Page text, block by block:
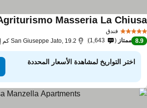
فندق
Agriturismo Masseria La
8.9 ممتاز 1,643 San Giuseppe Jato, 19.2 كم إلى باليسترات
اختر التواريخ لمشاهدة الأسعار المحددة